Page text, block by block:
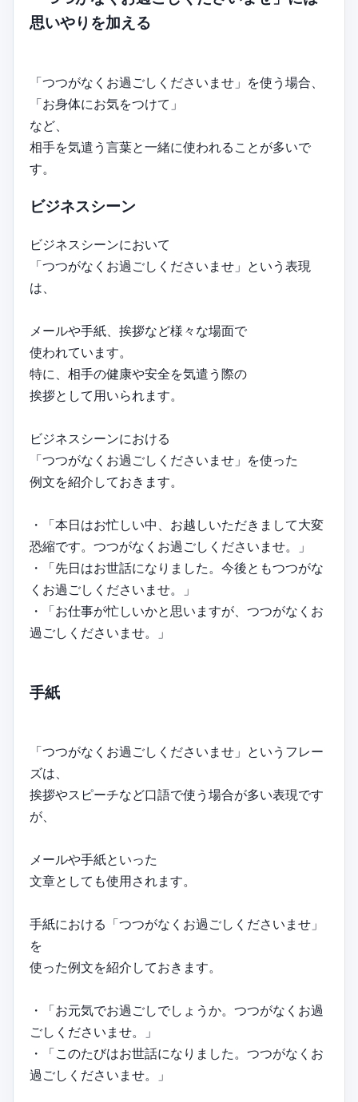
思いやりを加える
「つつがなくお過ごしくださいませ」を使う場合、
「お身体にお気をつけて」
など、
相手を気遣う言葉と一緒に使われることが多いで
す。
ビジネスシーン
ビジネスシーンにおいて
「つつがなくお過ごしくださいませ」という表現
は、
メールや手紙、挨拶など様々な場面で
使われています。
特に、相手の健康や安全を気遣う際の
挨拶として用いられます。
ビジネスシーンにおける
「つつがなくお過ごしくださいませ」を使った
例文を紹介しておきます。
・「本日はお忙しい中、お越しいただきまして大変
恐縮です。つつがなくお過ごしくださいませ。」
・「先日はお世話になりました。今後ともつつがな
くお過ごしくださいませ。」
・「お仕事が忙しいかと思いますが、つつがなくお
過ごしくださいませ。」
手紙
「つつがなくお過ごしくださいませ」というフレー
ズは、
挨拶やスピーチなど口語で使う場合が多い表現です
が、
メールや手紙といった
文章としても使用されます。
手紙における「つつがなくお過ごしくださいませ」
を
使った例文を紹介しておきます。
・「お元気でお過ごしでしょうか。つつがなくお過
ごしくださいませ。」
・「このたびはお世話になりました。つつがなくお
過ごしくださいませ。」